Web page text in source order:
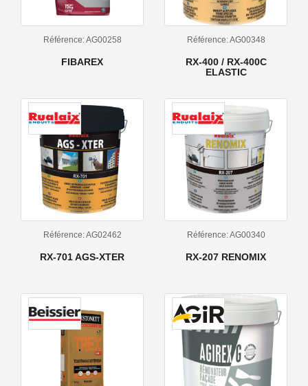
Référence: AG00258
FIBAREX
Référence: AG00348
RX-400 / RX-400C
ELASTIC
Référence: AG02462
RX-701 AGS-XTER
Référence: AG00340
RX-207 RENOMIX